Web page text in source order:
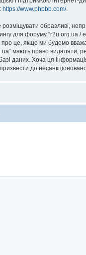
https://www.phpbb.com/.
образливі,
для форуму “r2u.org.ua /
це, якщо ми будемо
мають право видаляти,
даних. Хоча ця
до